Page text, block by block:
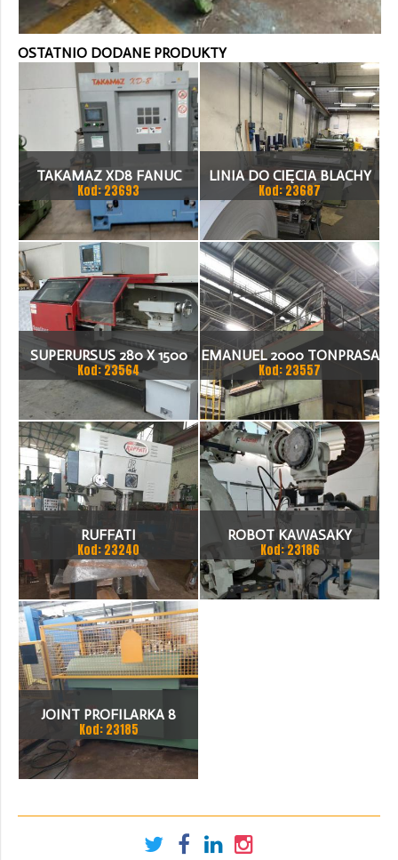
OSTATNIO DODANE PRODUKTY
TAKAMAZ XD8 FANUC
21ITA TOKARKA CNC
Kod: 23693
LINIA DO CIĘCIA BLACHY
1.500 X 1,5 (2,5) MM
Kod: 23687
SUPERURSUS 280 X 1500
TOKARKA
Kod: 23564
EMANUEL 2000 TONPRASA
HYDRAULICZNA 3200 X
2000
Kod: 23557
RUFFATI
Kod: 23240
ROBOT KAWASAKY
Kod: 23186
JOINT PROFILARKA 8
STACJI
Kod: 23185